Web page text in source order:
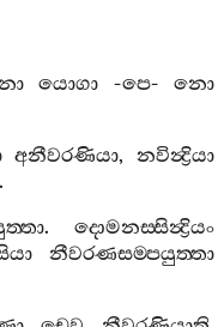
යොගා -පෙ-නො
අනීවරණියා, නවින්‍ද්‍රියා
.
. දොමනස‍්සින්‍ද්‍රියං
නීවරණසම‍්පයුත‍්තා